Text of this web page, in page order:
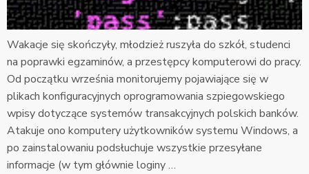
Wakacje się skończyły, młodzież ruszyła do szkół, studenci
na poprawki egzaminów, a przestępcy komputerowi do pracy.
Od początku września monitorujemy pojawiające się w
plikach konfiguracyjnych oprogramowania szpiegowskiego
wpisy dotyczące systemów transakcyjnych polskich banków.
Atakuje ono komputery użytkowników systemu Windows, a
po zainstalowaniu podsłuchuje wszystkie przesyłane
informacje (w tym głównie loginy …